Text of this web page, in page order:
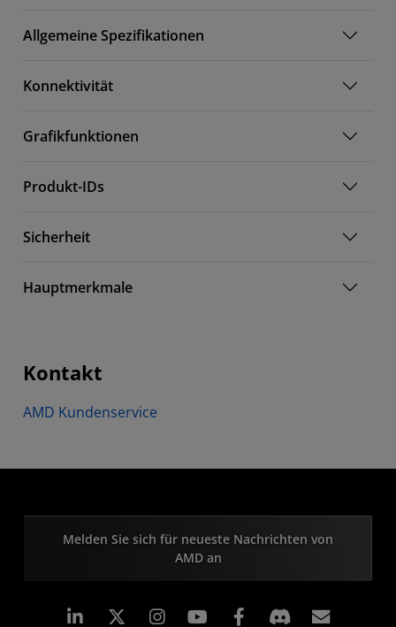
Allgemeine Spezifikationen
Konnektivität
Grafikfunktionen
Produkt-IDs
Sicherheit
Hauptmerkmale
Kontakt
AMD Kundenservice
Melden Sie sich für neueste Nachrichten von
AMD an
LinkedIn Instagram Facebook